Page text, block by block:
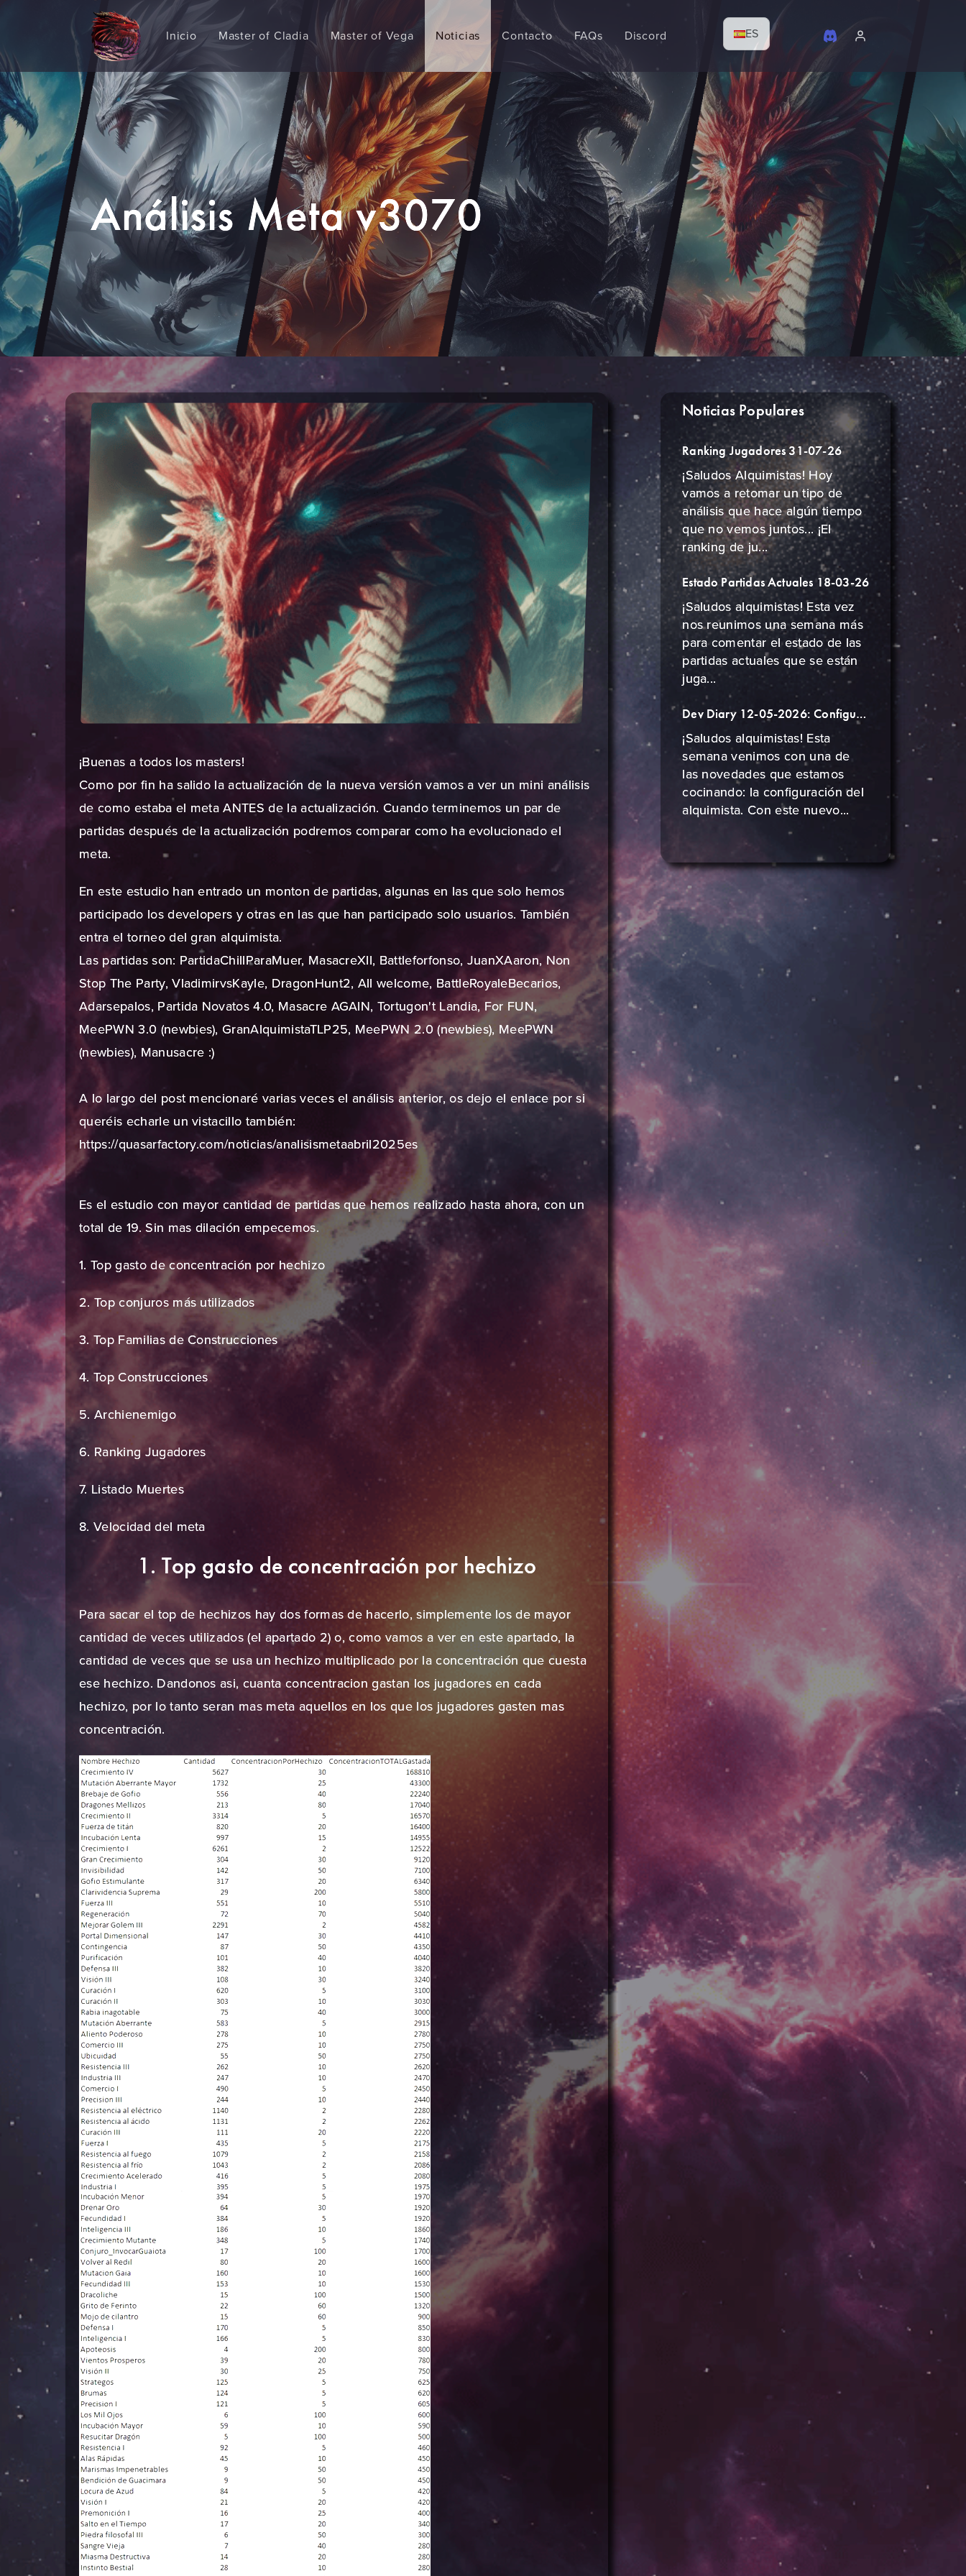
Inicio Master of Cladia Master of Vega Noticias Contacto FAQs Discord ES
Análisis Meta v3070
¡Buenas a todos los masters!
Como por fin ha salido la actualización de la nueva versión vamos a ver un mini análisis
de como estaba el meta ANTES de la actualización. Cuando terminemos un par de
partidas después de la actualización podremos comparar como ha evolucionado el
meta.
En este estudio han entrado un monton de partidas, algunas en las que solo hemos
participado los developers y otras en las que han participado solo usuarios. También
entra el torneo del gran alquimista.
Las partidas son: PartidaChillParaMuer, MasacreXII, Battleforfonso, JuanXAaron, Non
Stop The Party, VladimirvsKayle, DragonHunt2, All welcome, BattleRoyaleBecarios,
Adarsepalos, Partida Novatos 4.0, Masacre AGAIN, Tortugon't Landia, For FUN,
MeePWN 3.0 (newbies), GranAlquimistaTLP25, MeePWN 2.0 (newbies), MeePWN
(newbies), Manusacre :)
A lo largo del post mencionaré varias veces el análisis anterior, os dejo el enlace por si
queréis echarle un vistacillo también:
https://quasarfactory.com/noticias/analisismetaabril2025es
Es el estudio con mayor cantidad de partidas que hemos realizado hasta ahora, con un
total de 19. Sin mas dilación empecemos.
1. Top gasto de concentración por hechizo
2. Top conjuros más utilizados
3. Top Familias de Construcciones
4. Top Construcciones
5. Archienemigo
6. Ranking Jugadores
7. Listado Muertes
8. Velocidad del meta
1. Top gasto de concentración por hechizo
Para sacar el top de hechizos hay dos formas de hacerlo, simplemente los de mayor
cantidad de veces utilizados (el apartado 2) o, como vamos a ver en este apartado, la
cantidad de veces que se usa un hechizo multiplicado por la concentración que cuesta
ese hechizo. Dandonos asi, cuanta concentracion gastan los jugadores en cada
hechizo, por lo tanto seran mas meta aquellos en los que los jugadores gasten mas
concentración.
Noticias Populares
Ranking Jugadores 31-07-26
¡Saludos Alquimistas! Hoy
vamos a retomar un tipo de
análisis que hace algún tiempo
que no vemos juntos... ¡El
ranking de ju...
Estado Partidas Actuales 18-03-26
¡Saludos alquimistas! Esta vez
nos reunimos una semana más
para comentar el estado de las
partidas actuales que se están
juga...
Dev Diary 12-05-2026: Configuración de Alquimista
¡Saludos alquimistas! Esta
semana venimos con una de
las novedades que estamos
cocinando: la configuración del
alquimista. Con este nuevo...